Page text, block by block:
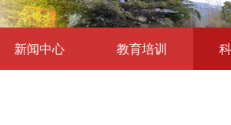
新闻中心 教育培训